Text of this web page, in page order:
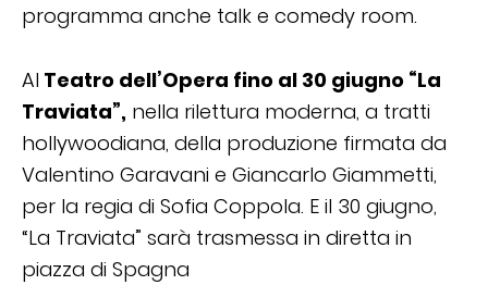
programma anche talk e comedy room.
Al Teatro dell’Opera fino al 30 giugno “La
Traviata”, nella rilettura moderna, a tratti
hollywoodiana, della produzione firmata da
Valentino Garavani e Giancarlo Giammetti,
per la regia di Sofia Coppola. E il 30 giugno,
“La Traviata” sarà trasmessa in diretta in
piazza di Spagna